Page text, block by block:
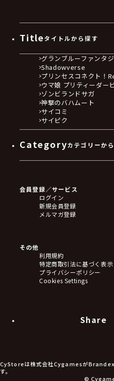
Titleタイトルから探す
グランブルーファンタ
Shadowverse
プリンセスコネクト！
ウマ娘 プリティーダー
ゾンビランドサガ
神撃のバハムート
サイコミ
サイピク
Categoryカテゴリーか
フィギュア
アクリルスタンド
バッジ
キーホルダー・ストラッ
ステッカー・シール・カ
タペストリー・ポスター
アームサポーター
ブレードホルダー
食品・飲料品
アパレル小物
アクセサリー
会員登録／サービス
ログイン
新規会員登録
メルマガ登録
その他
利用規約
特定商取引法に基づく表示
プライバシーポリシー
Cookies Settings
Share
CyStoreは株式会社CygamesがBrandex
す。
©